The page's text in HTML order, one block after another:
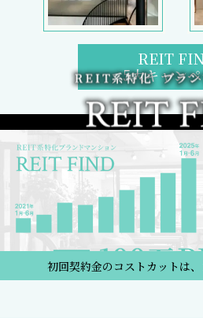
REIT
5大キャン
初回契約金のコストカットは